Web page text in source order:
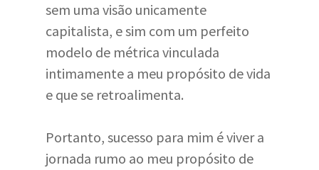
sem uma visão unicamente
capitalista, e sim com um perfeito
modelo de métrica vinculada
intimamente a meu propósito de vida
e que se retroalimenta.
Portanto, sucesso para mim é viver a
jornada rumo ao meu propósito de